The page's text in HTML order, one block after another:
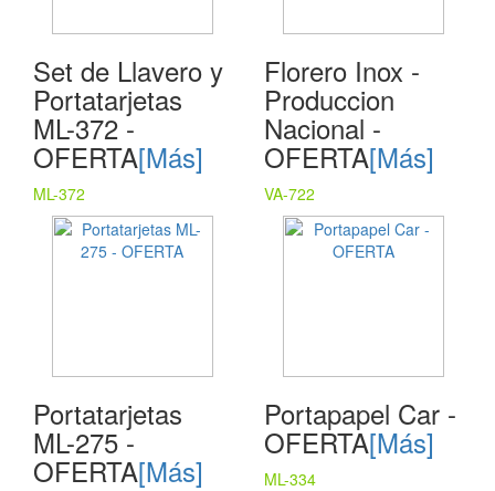
Set de Llavero y
Portatarjetas
ML-372 -
OFERTA[Más]
ML-372
Florero Inox -
Produccion
Nacional -
OFERTA[Más]
VA-722
Portatarjetas
ML-275 -
OFERTA[Más]
Portapapel Car -
OFERTA[Más]
ML-334